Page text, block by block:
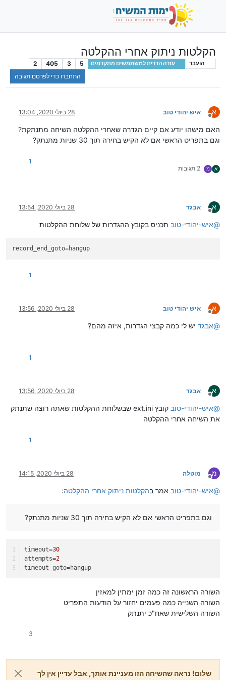
הקלטות ניתוק אחרי ההקלטה
הועבר עזרה הדדית למשתמשים מתקדמים 5
3
405
2
התחברו כדי לפרסם תגובה
א
מנותק
איש יהודי טוב 28 ביולי 2020, 13:04
האם מישהו יודע אם קיים הגדרה שאחרי ההקלטה השיחה מתנתקת?
וגם בתפריט הראשי אם לא הקיש בחירה תוך 30 שניות מתנתק?
א מ 2 תגובות
1
א
מנותק
אבגד 28 ביולי 2020, 13:54
@איש-יהודי-טוב תכניס בקובץ ההגדרות של שלוחת ההקלטות
record_end_goto=hangup
1
א
מנותק
איש יהודי טוב 28 ביולי 2020, 13:56
@אבגד יש לי כמה קבצי הגדרות, איזה מהם?
1
א
מנותק
אבגד 28 ביולי 2020, 13:56
@איש-יהודי-טוב
קובץ ext.ini שבשלוחת ההקלטות שאתה רוצה שתנתק
את השיחה אחרי ההקלטה
1
מ
מנותק
מוטלה 28 ביולי 2020, 14:15
@איש-יהודי-טוב אמר בהקלטות ניתוק אחרי ההקלטה:
וגם בתפריט הראשי אם לא הקיש בחירה תוך 30 שניות מתנתק?
timeout=30
attempts=2
timeout_goto=hangup
השורה הראשונה זה כמה זמן ימתין למאזין
השורה השנייה כמה פעמים יחזור על הודעות התפריט
השורה השלישית שאח"כ יתנתק
3
שלום! נראה שהשיחה הזו מעניינת אותך, אבל עדיין אין לך